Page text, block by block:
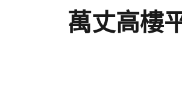
萬丈高樓